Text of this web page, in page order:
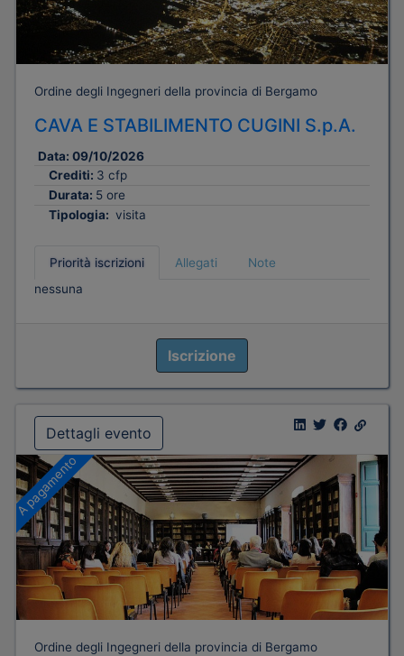
Ordine degli Ingegneri della provincia di Bergamo
CAVA E STABILIMENTO CUGINI S.p.A.
Data: 09/10/2026
Crediti: 3 cfp
Durata: 5 ore
Tipologia: visita
Priorità iscrizioni Allegati
Note
nessuna
Iscrizione
Dettagli evento
A pagamento
Ordine degli Ingegneri della provincia di Bergamo